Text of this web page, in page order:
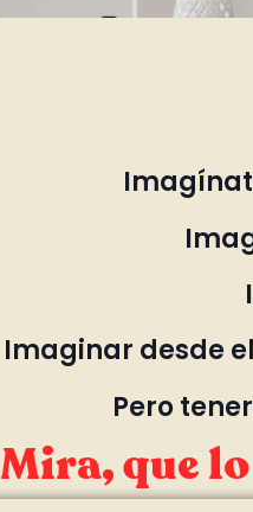
Imaginar desde
Pero
Mira, que